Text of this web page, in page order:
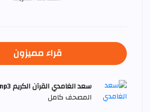
قراء مميزون
سعد الغامدي القرآن الكريم mp3
المصحف كامل